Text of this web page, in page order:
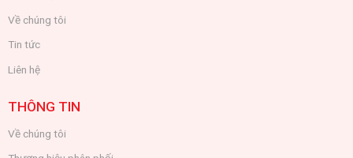
Về chúng tôi
Tin tức
Liên hệ
THÔNG TIN
Về chúng tôi